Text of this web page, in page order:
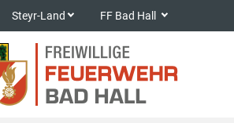
Steyr-Land FF Bad Hall